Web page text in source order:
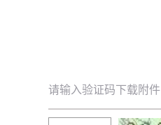
请输入验证码下载附件